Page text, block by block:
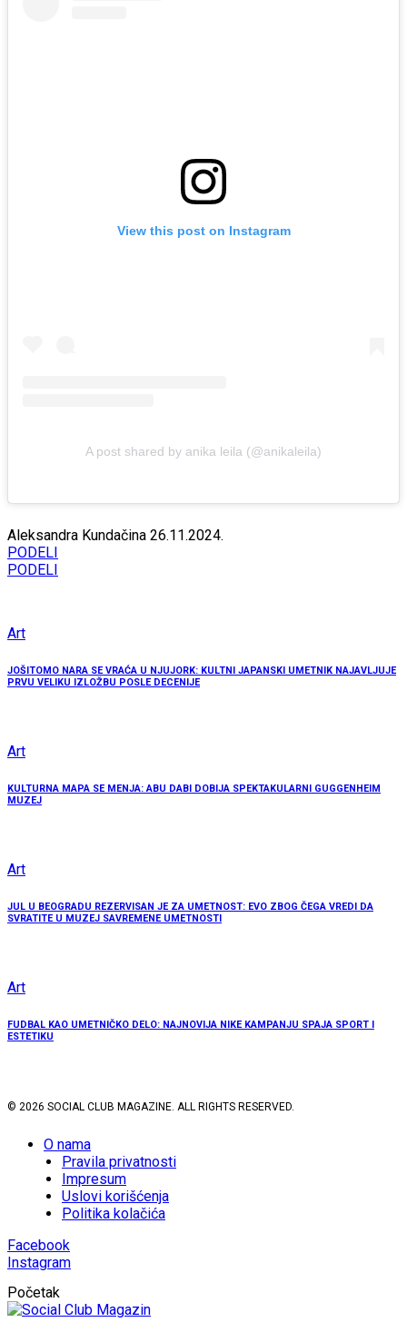
View this post on Instagram
A post shared by anika leila (@anikaleila)
Aleksandra Kundačina 26.11.2024.
PODELI
PODELI
Art
JOŠITOMO NARA SE VRAĆA U NJUJORK: KULTNI JAPANSKI UMETNIK NAJAVLJUJE
PRVU VELIKU IZLOŽBU POSLE DECENIJE
Art
KULTURNA MAPA SE MENJA: ABU DABI DOBIJA SPEKTAKULARNI GUGGENHEIM
MUZEJ
Art
JUL U BEOGRADU REZERVISAN JE ZA UMETNOST: EVO ZBOG ČEGA VREDI DA
SVRATITE U MUZEJ SAVREMENE UMETNOSTI
Art
FUDBAL KAO UMETNIČKO DELO: NAJNOVIJA NIKE KAMPANJU SPAJA SPORT I
ESTETIKU
© 2026 SOCIAL CLUB MAGAZINE. ALL RIGHTS RESERVED.
O nama
Pravila privatnosti
Impresum
Uslovi korišćenja
Politika kolačića
Facebook
Instagram
Početak